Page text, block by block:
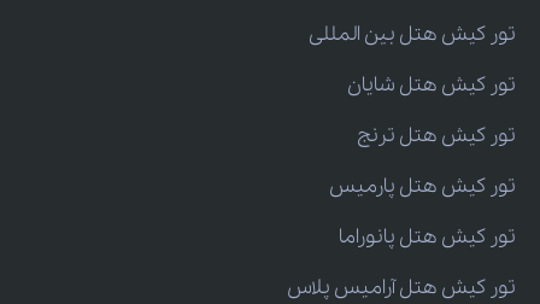
تور کیش هتل بین المللی
تور کیش هتل شایان
تور کیش هتل ترنج
تور کیش هتل پارمیس
تور کیش هتل پانوراما
تور کیش هتل آرامیس پلاس